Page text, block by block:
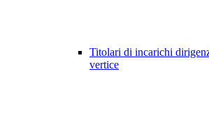
Titolari di incarichi
vertice